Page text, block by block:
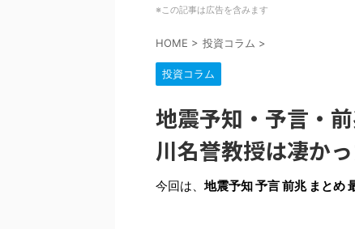
※この記事は広告を含みます
HOME > 投資コラム >
投資コラム
地震予知・予言・
川名誉教授は凄かっ
今回は、地震予知 予言 前兆 まとめ